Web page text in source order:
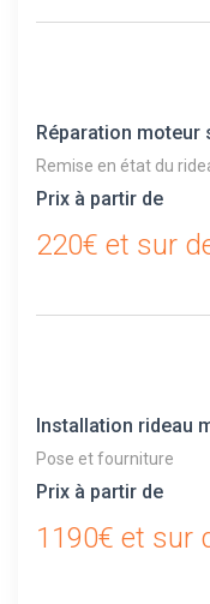
Réparation moteur
Remise en état du
Prix à partir de
220€ et sur
Installation rideau
Pose et fourniture
Prix à partir de
1190€ et sur